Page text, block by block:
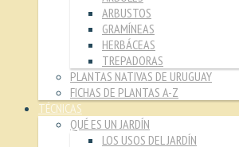
ARBUSTOS
GRAMÍNEAS
HERBÁCEAS
TREPADORAS
PLANTAS NATIVAS DE URUGUAY
FICHAS DE PLANTAS A-Z
TÉCNICAS
QUÉ ES UN JARDÍN
LOS USOS DEL JARDÍN